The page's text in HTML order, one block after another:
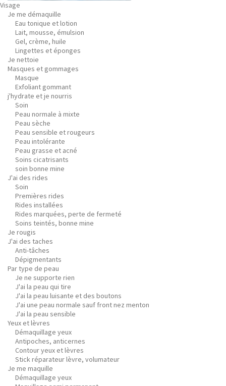
Visage
Je me démaquille
Eau tonique et lotion
Lait, mousse, émulsion
Gel, crème, huile
Lingettes et éponges
Je nettoie
Masques et gommages
Masque
Exfoliant gommant
j'hydrate et je nourris
Soin
Peau normale à mixte
Peau sèche
Peau sensible et rougeurs
Peau intolérante
Peau grasse et acné
Soins cicatrisants
soin bonne mine
J'ai des rides
Soin
Premières rides
Rides installées
Rides marquées, perte de fermeté
Soins teintés, bonne mine
Je rougis
J'ai des taches
Anti-tâches
Dépigmentants
Par type de peau
Je ne supporte rien
J'ai la peau qui tire
J'ai la peau luisante et des boutons
J'ai une peau normale sauf front nez menton
J'ai la peau sensible
Yeux et lèvres
Démaquillage yeux
Antipoches, anticernes
Contour yeux et lèvres
Stick réparateur lèvre, volumateur
Je me maquille
Démaquillage yeux